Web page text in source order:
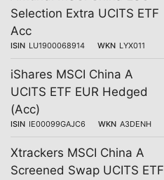
Selection Extra UCITS ETF
Acc
ISIN LU1900068914 WKN LYX011
iShares MSCI China A
UCITS ETF EUR Hedged
(Acc)
ISIN IE00099GAJC6 WKN A3DENH
Xtrackers MSCI China A
Screened Swap UCITS ETF